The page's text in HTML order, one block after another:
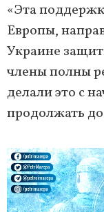
«Эта
Европы,
Украине
члены полны
делали это с
продолжать